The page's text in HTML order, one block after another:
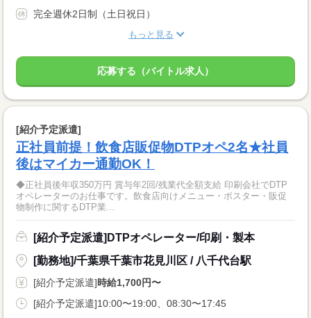
完全週休2日制（土日祝日）
もっと見る
応募する（バイトル求人）
[紹介予定派遣]
正社員前提！飲食店販促物DTPオペ2名★社員
後はマイカー通勤OK！
◆正社員後年収350万円 賞与年2回/残業代全額支給 印刷会社でDTP
オペレーターのお仕事です。飲食店向けメニュー・ポスター・販促
物制作に関するDTP業...
[紹介予定派遣]DTPオペレーター/印刷・製本
[勤務地]/千葉県千葉市花見川区 / 八千代台駅
[紹介予定派遣]時給1,700円〜
[紹介予定派遣]10:00〜19:00、08:30〜17:45